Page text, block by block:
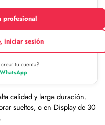
profesional
iniciar sesión
tu cuenta?
calidad y larga duración.
sueltos, o en Display de 30